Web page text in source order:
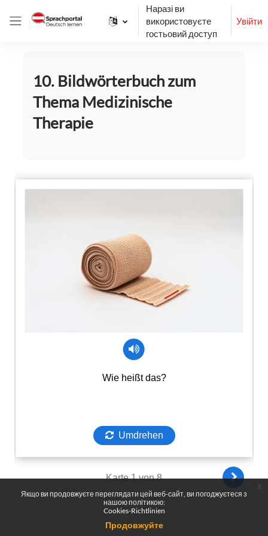
Наразі ви
використовуєте
гостьовий доступ
Увійти
10. Bildwörterbuch zum
Thema Medizinische
Therapie
Якщо ви продовжуєте переглядати цей веб-сайт, ви погоджуєтеся з
нашою політикою:
Cookies-Richtlinien
Продовжуйте